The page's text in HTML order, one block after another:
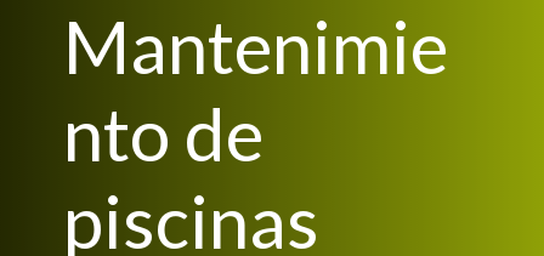
Mantenimie
nto de
piscinas